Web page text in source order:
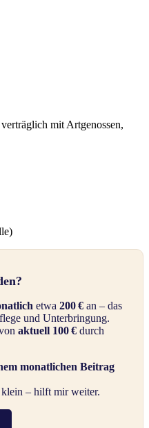
mit Artgenossen,
etwa 200 € an – das
und Unterbringung.
aktuell 100 € durch
monatlichen Beitrag
klein – hilft mir weiter.